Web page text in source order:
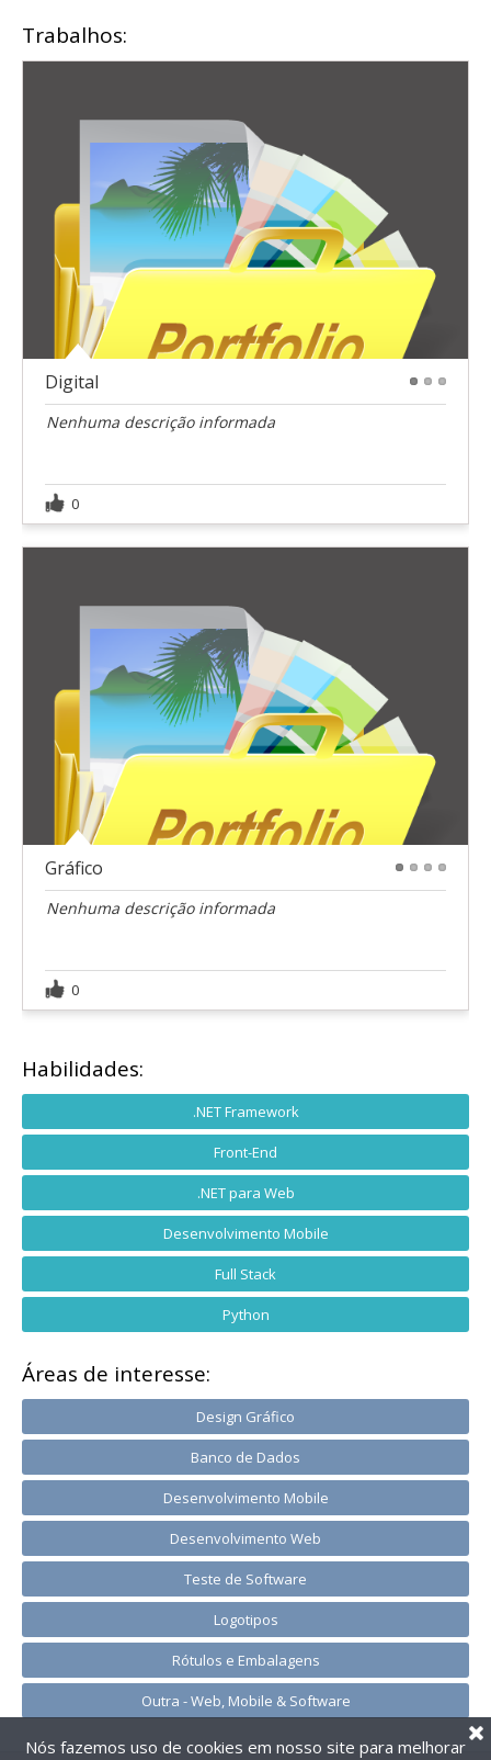
Trabalhos:
Digital
Nenhuma descrição informada
0
Gráfico
Nenhuma descrição informada
0
Habilidades:
.NET Framework
Front-End
.NET para Web
Desenvolvimento Mobile
Full Stack
Python
Áreas de interesse:
Design Gráfico
Banco de Dados
Desenvolvimento Mobile
Desenvolvimento Web
Teste de Software
Logotipos
Rótulos e Embalagens
Outra - Web, Mobile & Software
Nós fazemos uso de cookies em nosso site para melhorar